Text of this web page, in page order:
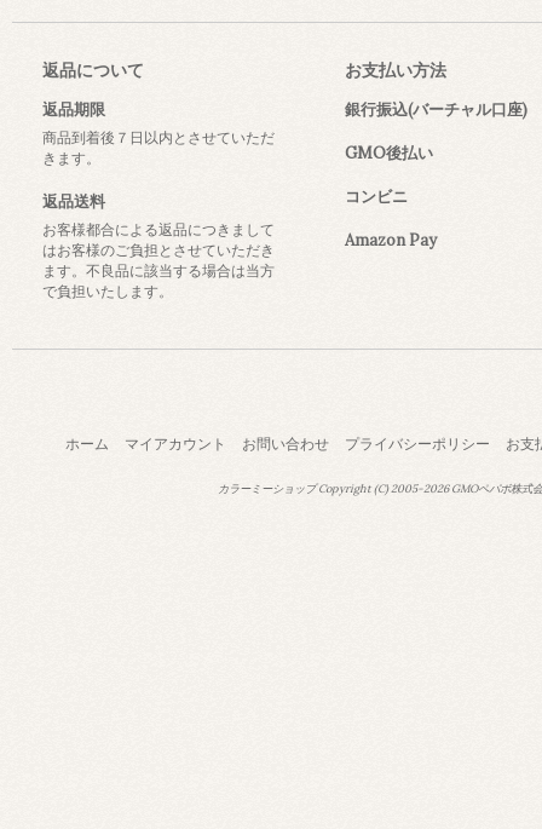
返品について
返品期限
商品到着後７日以内とさせていただ
きます。
返品送料
お客様都合による返品につきまして
はお客様のご負担とさせていただき
ます。不良品に該当する場合は当方
で負担いたします。
お支払い方法
銀行振込(バーチャル口座)
GMO後払い
コンビニ
Amazon Pay
ホーム マイアカウント お問い合わせ プライバシーポリシー お支
カラーミーショップCopyright (C) 2005-2026GMOペパボ株式